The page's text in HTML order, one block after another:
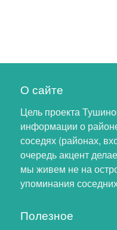
О сайте
Цель проекта
информации о
соседях (районах,
очередь акцент
мы живем не на
упоминания
Полезное